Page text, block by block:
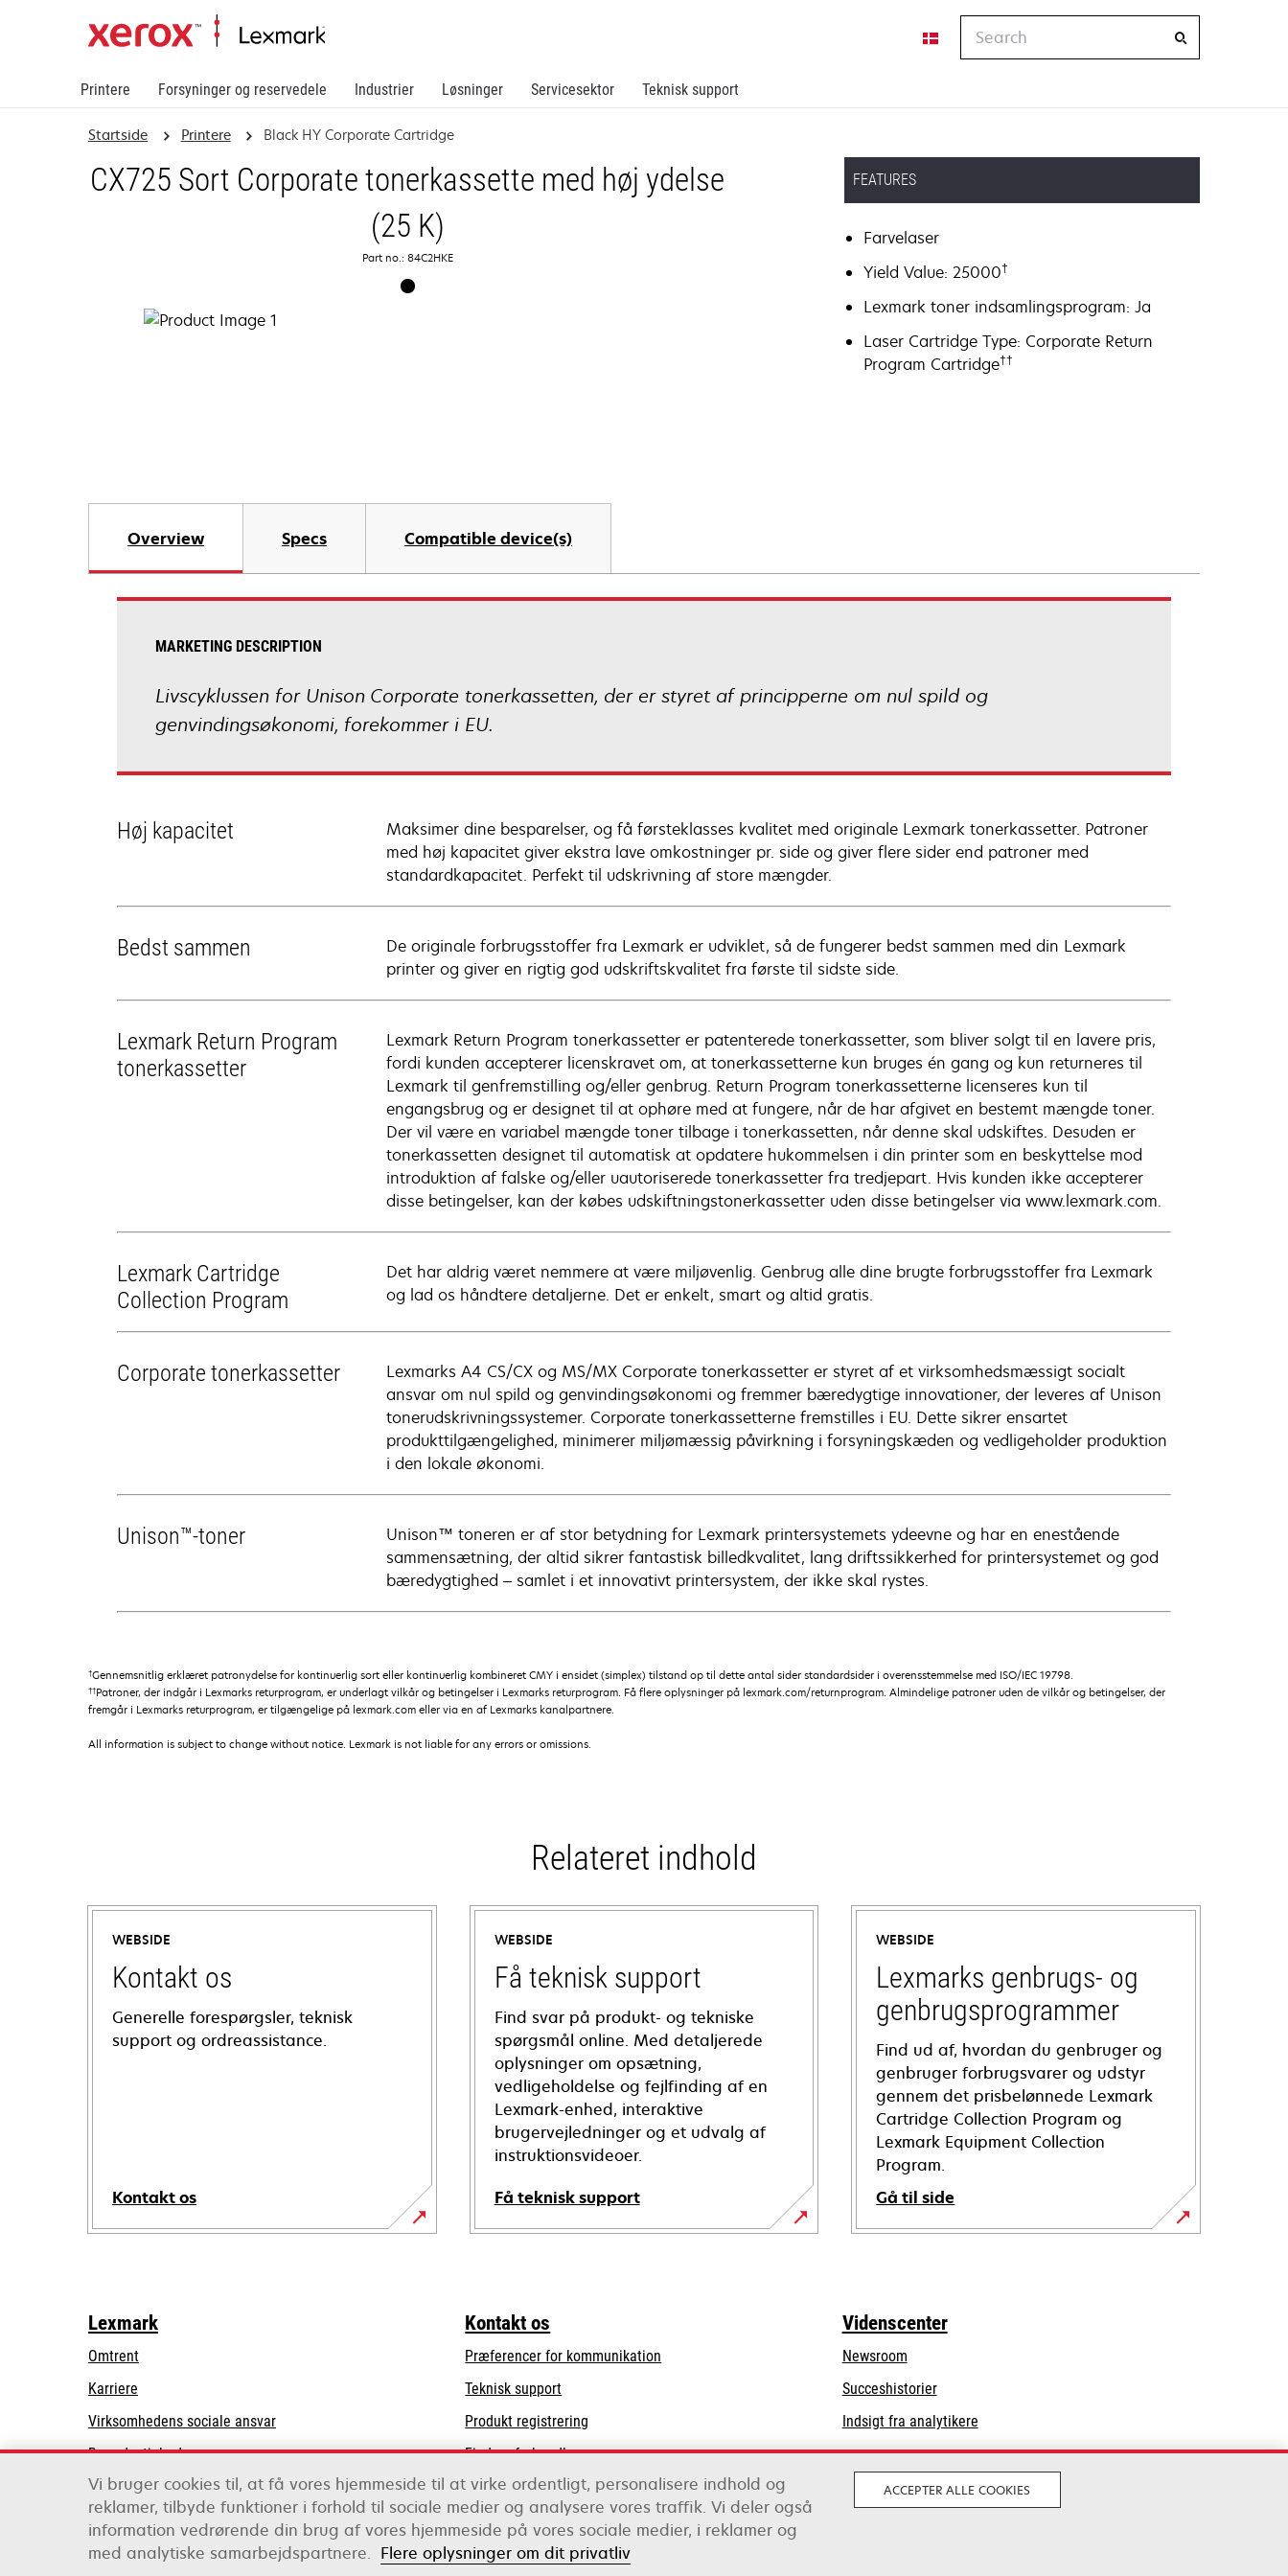
Printere Forsyninger og reservedele Industrier Løsninger Servicesektor Teknisk support
Startside Printere Black HY Corporate Cartridge
CX725 Sort Corporate tonerkassette med høj ydelse
(25 K)
Part no.: 84C2HKE
FEATURES
Farvelaser
Yield Value: 25000†
Lexmark toner indsamlingsprogram: Ja
Laser Cartridge Type: Corporate Return
Program Cartridge††
Overview Specs Compatible device(s)
MARKETING DESCRIPTION
Livscyklussen for Unison Corporate tonerkassetten, der er styret af principperne om nul spild og
genvindingsøkonomi, forekommer i EU.
Høj kapacitet
Maksimer dine besparelser, og få førsteklasses kvalitet med originale Lexmark tonerkassetter. Patroner
med høj kapacitet giver ekstra lave omkostninger pr. side og giver flere sider end patroner med
standardkapacitet. Perfekt til udskrivning af store mængder.
Bedst sammen
De originale forbrugsstoffer fra Lexmark er udviklet, så de fungerer bedst sammen med din Lexmark
printer og giver en rigtig god udskriftskvalitet fra første til sidste side.
Lexmark Return Program
tonerkassetter
Lexmark Return Program tonerkassetter er patenterede tonerkassetter, som bliver solgt til en lavere pris,
fordi kunden accepterer licenskravet om, at tonerkassetterne kun bruges én gang og kun returneres til
Lexmark til genfremstilling og/eller genbrug. Return Program tonerkassetterne licenseres kun til
engangsbrug og er designet til at ophøre med at fungere, når de har afgivet en bestemt mængde toner.
Der vil være en variabel mængde toner tilbage i tonerkassetten, når denne skal udskiftes. Desuden er
tonerkassetten designet til automatisk at opdatere hukommelsen i din printer som en beskyttelse mod
introduktion af falske og/eller uautoriserede tonerkassetter fra tredjepart. Hvis kunden ikke accepterer
disse betingelser, kan der købes udskiftningstonerkassetter uden disse betingelser via www.lexmark.com.
Lexmark Cartridge
Collection Program
Det har aldrig været nemmere at være miljøvenlig. Genbrug alle dine brugte forbrugsstoffer fra Lexmark
og lad os håndtere detaljerne. Det er enkelt, smart og altid gratis.
Corporate tonerkassetter
Lexmarks A4 CS/CX og MS/MX Corporate tonerkassetter er styret af et virksomhedsmæssigt socialt
ansvar om nul spild og genvindingsøkonomi og fremmer bæredygtige innovationer, der leveres af Unison
tonerudskrivningssystemer. Corporate tonerkassetterne fremstilles i EU. Dette sikrer ensartet
produkttilgængelighed, minimerer miljømæssig påvirkning i forsyningskæden og vedligeholder produktion
i den lokale økonomi.
Unison™-toner
Unison™ toneren er af stor betydning for Lexmark printersystemets ydeevne og har en enestående
sammensætning, der altid sikrer fantastisk billedkvalitet, lang driftssikkerhed for printersystemet og god
bæredygtighed – samlet i et innovativt printersystem, der ikke skal rystes.
†Gennemsnitlig erklæret patronydelse for kontinuerlig sort eller kontinuerlig kombineret CMY i ensidet (simplex) tilstand op til dette antal sider standardsider i overensstemmelse med ISO/IEC 19798.
††Patroner, der indgår i Lexmarks returprogram, er underlagt vilkår og betingelser i Lexmarks returprogram. Få flere oplysninger på lexmark.com/returnprogram. Almindelige patroner uden de vilkår og betingelser, der
fremgår i Lexmarks returprogram, er tilgængelige på lexmark.com eller via en af Lexmarks kanalpartnere.
All information is subject to change without notice. Lexmark is not liable for any errors or omissions.
Relateret indhold
WEBSIDE
Kontakt os
Generelle forespørgsler, teknisk
support og ordreassistance.
Kontakt os
WEBSIDE
Få teknisk support
Find svar på produkt- og tekniske
spørgsmål online. Med detaljerede
oplysninger om opsætning,
vedligeholdelse og fejlfinding af en
Lexmark-enhed, interaktive
brugervejledninger og et udvalg af
instruktionsvideoer.
Få teknisk support
opens
tab
WEBSIDE
Lexmarks genbrugs- og
genbrugsprogrammer
Find ud af, hvordan du genbruger og
genbruger forbrugsvarer og udstyr
gennem det prisbelønnede Lexmark
Cartridge Collection Program og
Lexmark Equipment Collection
Program.
Gå til side
Lexmark
Omtrent
Karriere
Virksomhedens sociale ansvaropens
new
tab
Bæredygtighed
Lexmark-partnere
Kontakt os
Præferencer for kommunikation
Teknisk supportopens
in
a
new
tab
Produkt registrering
Find en forhandler
Liste over grossister
Videnscenter
Newsroom
Succeshistorier
Indsigt fra analytikere
Lexmark International, Inc., et Xerox-selskab
©2026 Alle rettigheder forbeholdes.
Vi bruger cookies til, at få vores hjemmeside til at virke ordentligt, personalisere indhold og
reklamer, tilbyde funktioner i forhold til sociale medier og analysere vores traffik. Vi deler også
information vedrørende din brug af vores hjemmeside på vores sociale medier, i reklamer og
med analytiske samarbejdspartnere. Flere oplysninger om dit privatliv
ACCEPTER ALLE COOKIES